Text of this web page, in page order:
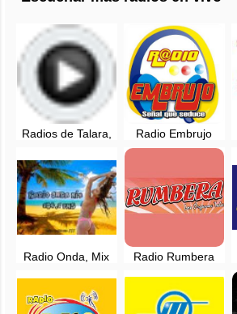
Radios de Talara,
Radio Embrujo
Talara, en vivo -
Radio Onda, Mix
Mancora, Piura, en
vivo
Radio Rumbera